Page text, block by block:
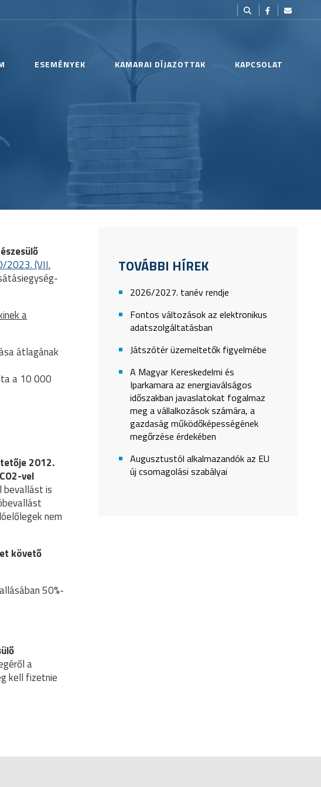
ESEMÉNYEK KAMARAI DÍJAZOTTAK KAPCSOLAT
2023. (VII.
a
átlagának
a 10 000
2012.
vel
bevallást is
nem
követő
50%-
a
kell fizetnie
TOVÁBBI HÍREK
2026/2027. tanév rendje
Fontos változások az elektronikus
adatszolgáltatásban
Játszótér üzemeltetők figyelmébe
A Magyar Kereskedelmi és
Iparkamara az energiaválságos
időszakban javaslatokat fogalmaz
meg a vállalkozások számára, a
gazdaság működőképességének
megőrzése érdekében
Augusztustól alkalmazandók az EU
új csomagolási szabályai